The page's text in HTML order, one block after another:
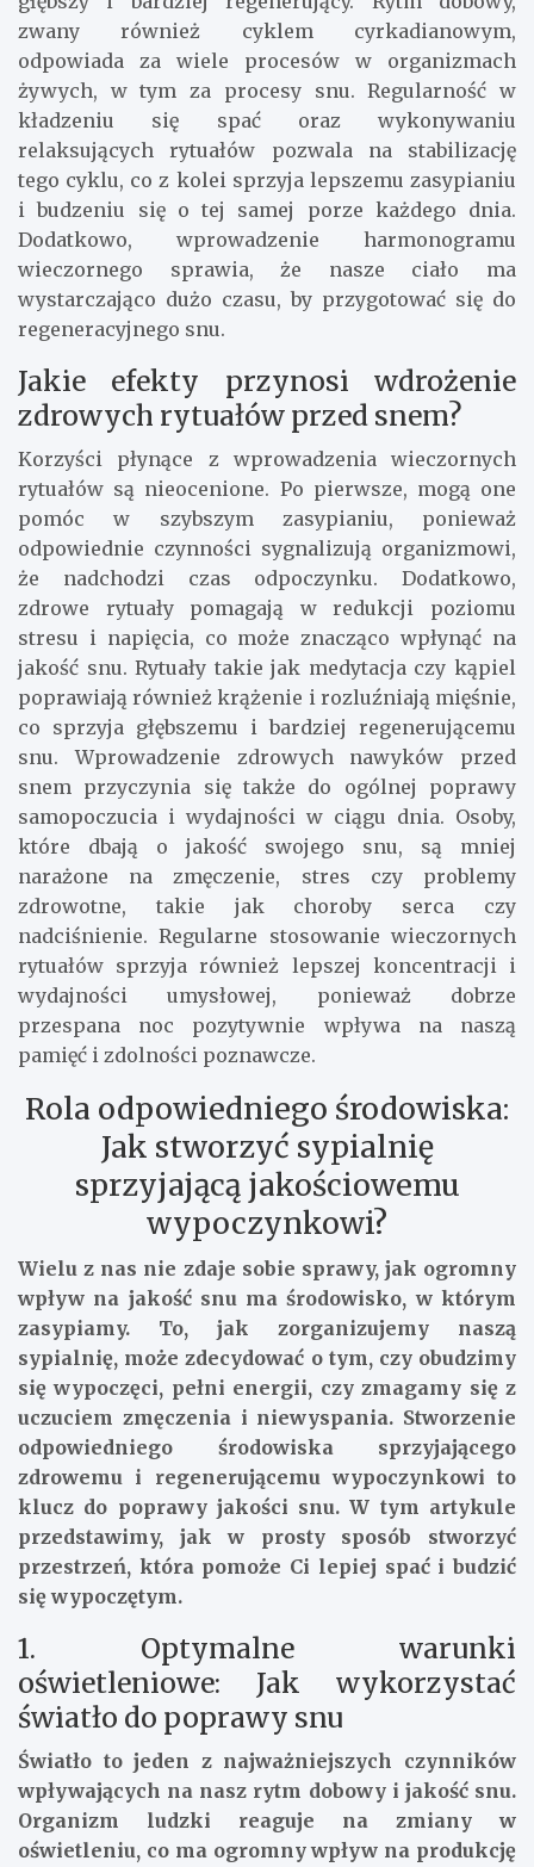
zwany również cyklem cyrkadianowym,
odpowiada za wiele procesów w organizmach
żywych, w tym za procesy snu. Regularność w
kładzeniu się spać oraz wykonywaniu
relaksujących rytuałów pozwala na stabilizację
tego cyklu, co z kolei sprzyja lepszemu zasypianiu
i budzeniu się o tej samej porze każdego dnia.
Dodatkowo, wprowadzenie harmonogramu
wieczornego sprawia, że nasze ciało ma
wystarczająco dużo czasu, by przygotować się do
regeneracyjnego snu.
Jakie efekty przynosi wdrożenie
zdrowych rytuałów przed snem?
Korzyści płynące z wprowadzenia wieczornych
rytuałów są nieocenione. Po pierwsze, mogą one
pomóc w szybszym zasypianiu, ponieważ
odpowiednie czynności sygnalizują organizmowi,
że nadchodzi czas odpoczynku. Dodatkowo,
zdrowe rytuały pomagają w redukcji poziomu
stresu i napięcia, co może znacząco wpłynąć na
jakość snu. Rytuały takie jak medytacja czy kąpiel
poprawiają również krążenie i rozluźniają mięśnie,
co sprzyja głębszemu i bardziej regenerującemu
snu. Wprowadzenie zdrowych nawyków przed
snem przyczynia się także do ogólnej poprawy
samopoczucia i wydajności w ciągu dnia. Osoby,
które dbają o jakość swojego snu, są mniej
narażone na zmęczenie, stres czy problemy
zdrowotne, takie jak choroby serca czy
nadciśnienie. Regularne stosowanie wieczornych
rytuałów sprzyja również lepszej koncentracji i
wydajności umysłowej, ponieważ dobrze
przespana noc pozytywnie wpływa na naszą
pamięć i zdolności poznawcze.
Rola odpowiedniego środowiska:
Jak stworzyć sypialnię
sprzyjającą jakościowemu
wypoczynkowi?
Wielu z nas nie zdaje sobie sprawy, jak ogromny
wpływ na jakość snu ma środowisko, w którym
zasypiamy. To, jak zorganizujemy naszą
sypialnię, może zdecydować o tym, czy obudzimy
się wypoczęci, pełni energii, czy zmagamy się z
uczuciem zmęczenia i niewyspania. Stworzenie
odpowiedniego środowiska sprzyjającego
zdrowemu i regenerującemu wypoczynkowi to
klucz do poprawy jakości snu. W tym artykule
przedstawimy, jak w prosty sposób stworzyć
przestrzeń, która pomoże Ci lepiej spać i budzić
się wypoczętym.
1. Optymalne warunki
oświetleniowe: Jak wykorzystać
światło do poprawy snu
Światło to jeden z najważniejszych czynników
wpływających na nasz rytm dobowy i jakość snu.
Organizm ludzki reaguje na zmiany w
oświetleniu, co ma ogromny wpływ na produkcję